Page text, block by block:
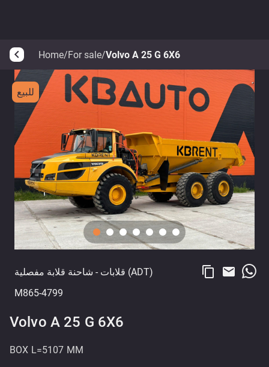
arrow_back_ios Home/For sale/Volvo A 25 G 6X6
للبيع
قلابات - شاحنة قلابة مفصلية (ADT)
M865-4799
content_copy email
Volvo A 25 G 6X6
BOX L=5107 MM